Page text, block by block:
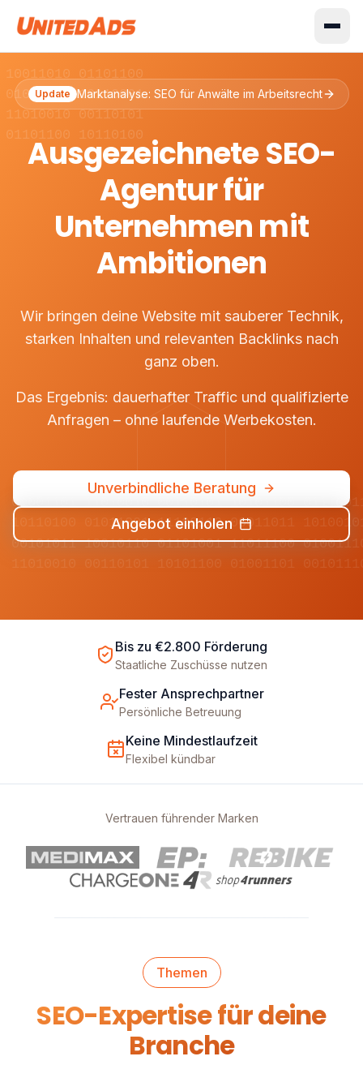
01101100
10110001
00110101
10110100
01001101 11010010 00110101 10101100
10110100 01011001 11100110 00011011
00101011 10010110 01101001 11011100
11010010 00110101 10101100 01001101
Update Marktanalyse: SEO für Anwälte im Arbeitsrecht
Ausgezeichnete SEO-
Agentur für
Unternehmen mit
Ambitionen
Wir bringen deine Website mit sauberer Technik,
starken Inhalten und relevanten Backlinks nach
ganz oben.
Das Ergebnis: dauerhafter Traffic und qualifizierte
Anfragen – ohne laufende Werbekosten.
Unverbindliche Beratung
Angebot einholen
Bis zu €2.800 Förderung
Staatliche Zuschüsse nutzen
Fester Ansprechpartner
Persönliche Betreuung
Keine Mindestlaufzeit
Flexibel kündbar
Vertrauen führender Marken
Themen
SEO-Expertise für deine
Branche